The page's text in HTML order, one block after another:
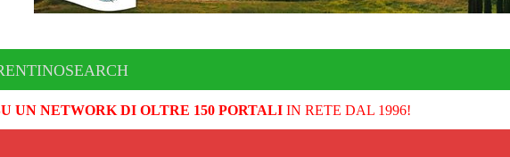
UN NETWORK DI OLTRE 150 PORTALIIN RETE DAL 1996!